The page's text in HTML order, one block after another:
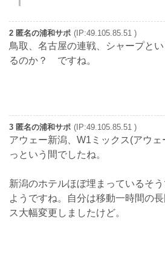
2 匿名の浦和サポ (IP:49.105.85.51 )
鳥取、名古屋の連戦、シャープと
るのか？ ですね。
3 匿名の浦和サポ (IP:49.105.85.51 )
アウェー新潟、W1ミックス(アウ
っという間でしたね。
新潟のホテルほぼ埋まっているそ
ようですね。自分は移動一時間の
ス大幅変更しましたけど。